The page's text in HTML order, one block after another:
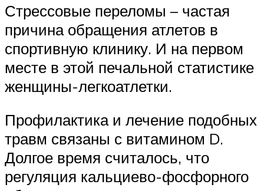
Стрессовые переломы – частая
причина обращения атлетов в
спортивную клинику. И на первом
месте в этой печальной статистике
женщины-легкоатлетки.
Профилактика и лечение подобных
травм связаны с витамином D.
Долгое время считалось, что
регуляция кальциево-фосфорного